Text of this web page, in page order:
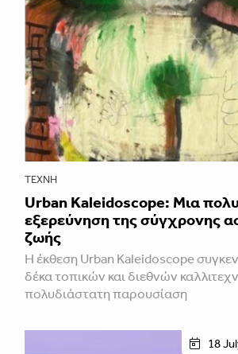
ΤΈΧΝΗ
Urban Kaleidoscope: Μια
εξερεύνηση της σύγχρονης
ζωής
Η έκθεση Urban Kaleidoscope
δέκα τοπικών και διεθνών
πολυδιάστατη παρουσίαση
18